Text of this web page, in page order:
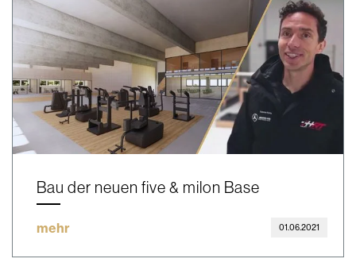
Bau der neuen five & milon Base
mehr 01.06.2021